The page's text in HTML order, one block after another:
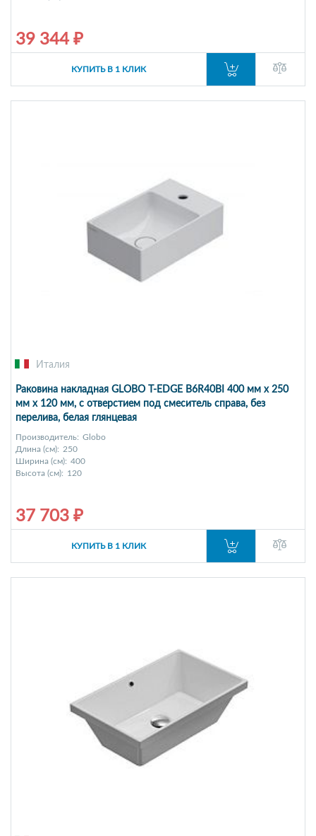
39 344 ₽
КУПИТЬ В 1 КЛИК
Италия
Раковина накладная GLOBO T-EDGE B6R40BI 400 мм х 250
мм х 120 мм, с отверстием под смеситель справа, без
перелива, белая глянцевая
Производитель: Globo
Длина (см): 250
Ширина (см): 400
Высота (см): 120
37 703 ₽
КУПИТЬ В 1 КЛИК